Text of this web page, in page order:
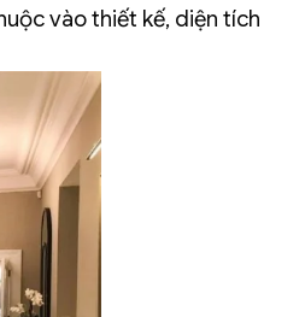
vào thiết kế, diện tích